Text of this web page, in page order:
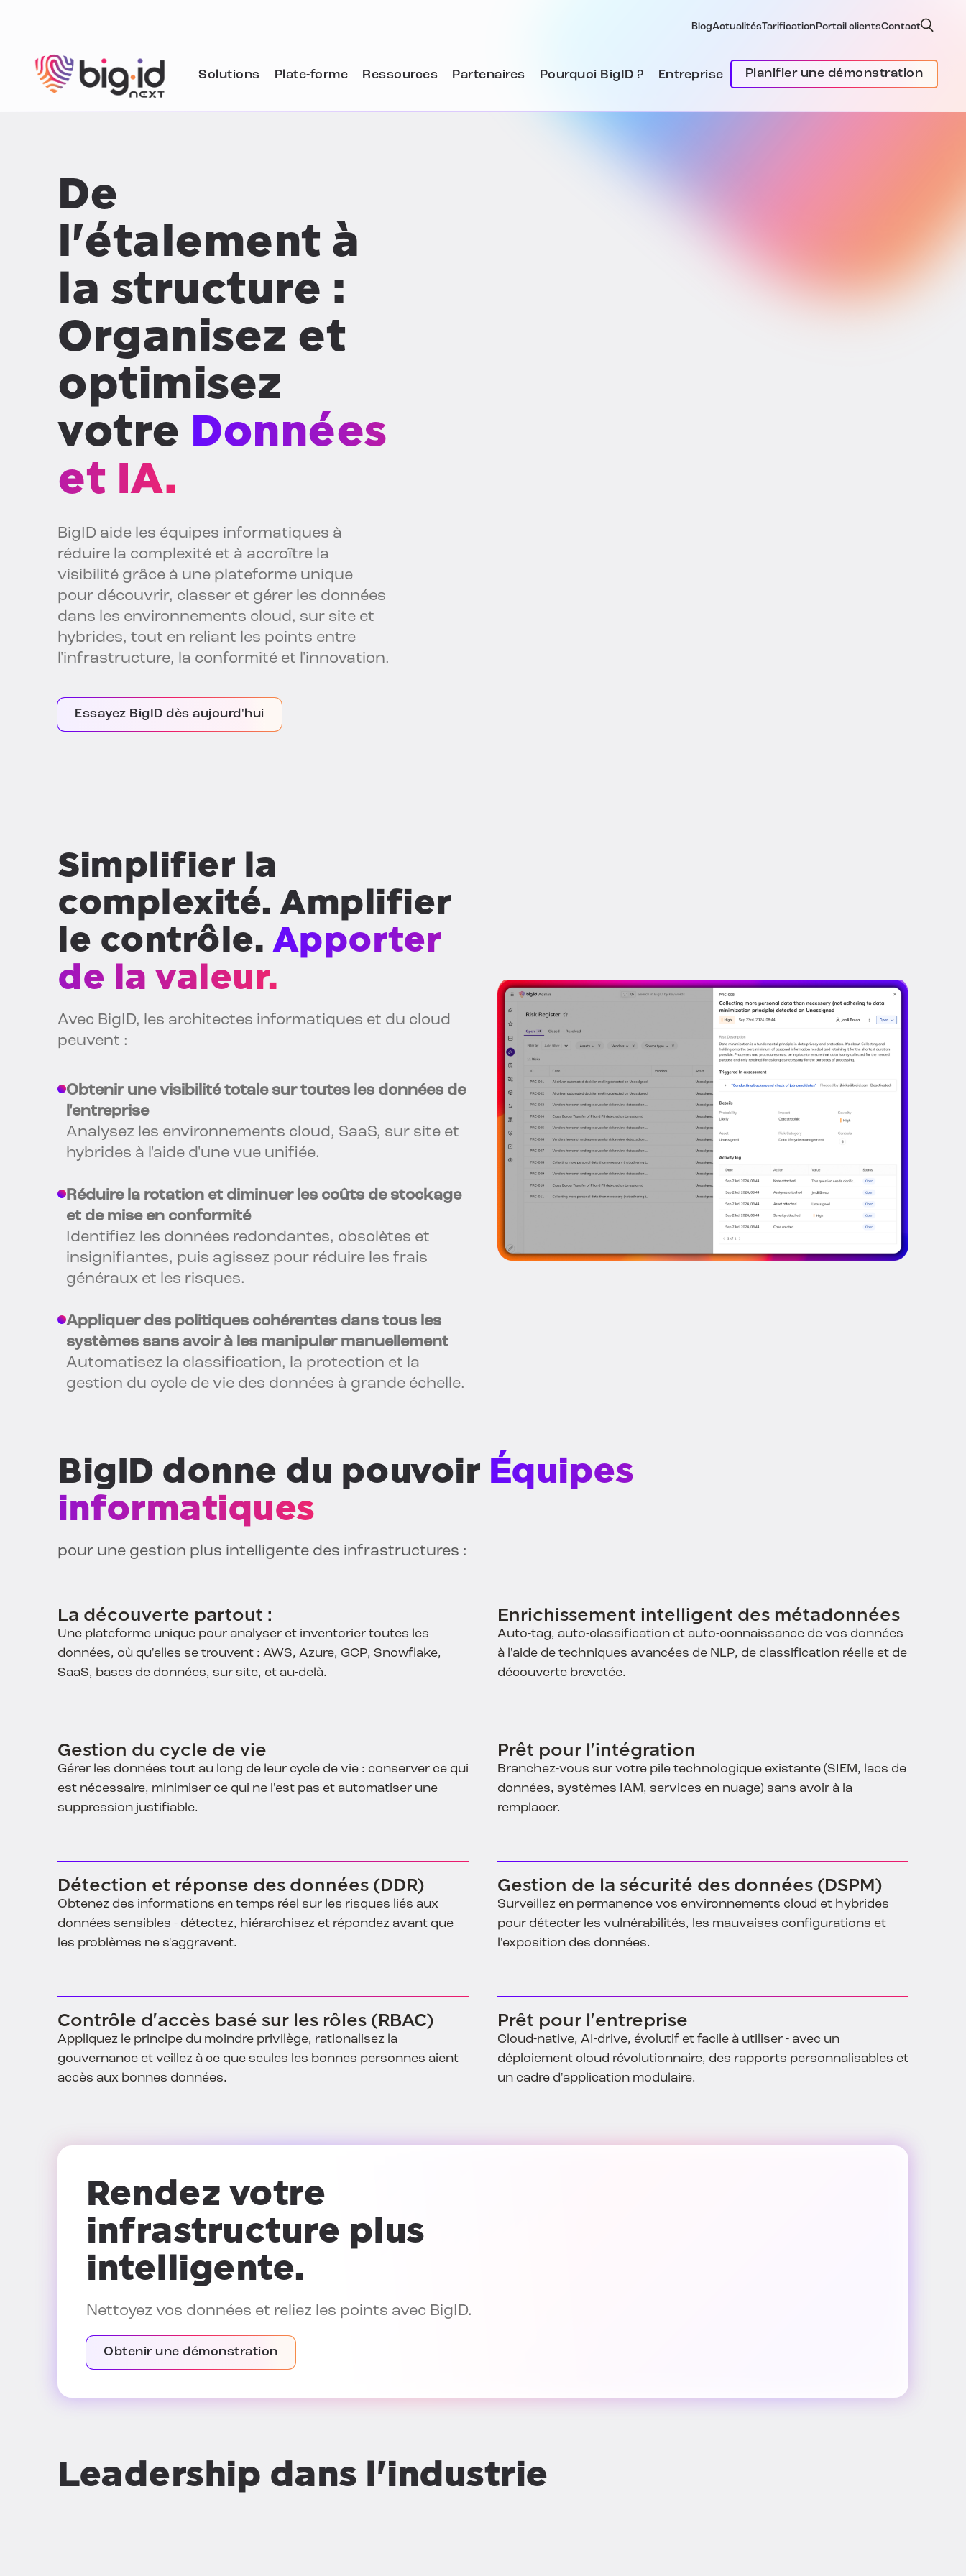
BlogActualitésTarification Portail clientsContact
Solutions Plate-forme Ressources Partenaires Pourquoi BigID ? Entreprise Planifier une démonstration
De
l'étalement à
la structure :
Organisez et
optimisez
votre Données
et IA.
BigID aide les équipes informatiques à
réduire la complexité et à accroître la
visibilité grâce à une plateforme unique
pour découvrir, classer et gérer les données
dans les environnements cloud, sur site et
hybrides, tout en reliant les points entre
l'infrastructure, la conformité et l'innovation.
Essayez BigID dès aujourd'hui
Simplifier la
complexité. Amplifier
le contrôle. Apporter
de la valeur.
Avec BigID, les architectes informatiques et du cloud
peuvent :
Obtenir une visibilité totale sur toutes les données de
l'entreprise
Analysez les environnements cloud, SaaS, sur site et
hybrides à l'aide d'une vue unifiée.
Réduire la rotation et diminuer les coûts de stockage
et de mise en conformité
Identifiez les données redondantes, obsolètes et
insignifiantes, puis agissez pour réduire les frais
généraux et les risques.
Appliquer des politiques cohérentes dans tous les
systèmes sans avoir à les manipuler manuellement
Automatisez la classification, la protection et la
gestion du cycle de vie des données à grande échelle.
BigID donne du pouvoir Équipes
informatiques
pour une gestion plus intelligente des infrastructures :
La découverte partout :
Une plateforme unique pour analyser et inventorier toutes les
données, où qu'elles se trouvent : AWS, Azure, GCP, Snowflake,
SaaS, bases de données, sur site, et au-delà.
Enrichissement intelligent des métadonnées
Auto-tag, auto-classification et auto-connaissance de vos données
à l'aide de techniques avancées de NLP, de classification réelle et de
découverte brevetée.
Gestion du cycle de vie
Gérer les données tout au long de leur cycle de vie : conserver ce qui
est nécessaire, minimiser ce qui ne l'est pas et automatiser une
suppression justifiable.
Prêt pour l'intégration
Branchez-vous sur votre pile technologique existante (SIEM, lacs de
données, systèmes IAM, services en nuage) sans avoir à la
remplacer.
Détection et réponse des données (DDR)
Obtenez des informations en temps réel sur les risques liés aux
données sensibles - détectez, hiérarchisez et répondez avant que
les problèmes ne s'aggravent.
Gestion de la sécurité des données (DSPM)
Surveillez en permanence vos environnements cloud et hybrides
pour détecter les vulnérabilités, les mauvaises configurations et
l'exposition des données.
Contrôle d'accès basé sur les rôles (RBAC)
Appliquez le principe du moindre privilège, rationalisez la
gouvernance et veillez à ce que seules les bonnes personnes aient
accès aux bonnes données.
Prêt pour l'entreprise
Cloud-native, AI-drive, évolutif et facile à utiliser - avec un
déploiement cloud révolutionnaire, des rapports personnalisables et
un cadre d'application modulaire.
Rendez votre
infrastructure plus
intelligente.
Nettoyez vos données et reliez les points avec BigID.
Obtenir une démonstration
Leadership dans l'industrie